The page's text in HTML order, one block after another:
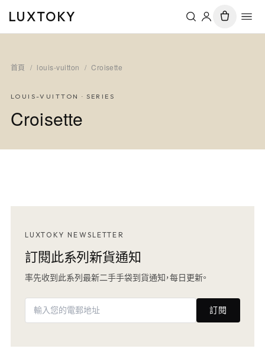
LUXTOKY
首頁 / louis-vuitton / Croisette
LOUIS-VUITTON · SERIES
Croisette
LUXTOKY NEWSLETTER
訂閱此系列新貨通知
率先收到此系列最新二手手袋到貨通知，每日更新。
訂閱